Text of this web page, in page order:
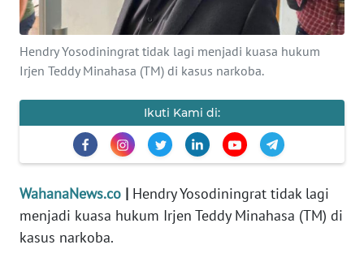
Hendry Yosodiningrat tidak lagi menjadi kuasa hukum
Irjen Teddy Minahasa (TM) di kasus narkoba.
Ikuti Kami di:
WahanaNews.co | Hendry Yosodiningrat tidak lagi
menjadi kuasa hukum Irjen Teddy Minahasa (TM) di
kasus narkoba.
SERBA-SERBI
PENDIDIKAN
OLAHRAGA
EDITORIAL